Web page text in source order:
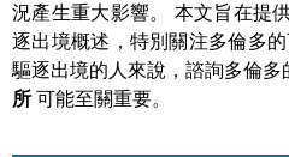
況產生重大影響。 本文旨在提
逐出境概述，特別關注多倫多
驅逐出境的人來說，諮詢多倫多
所 可能至關重要。